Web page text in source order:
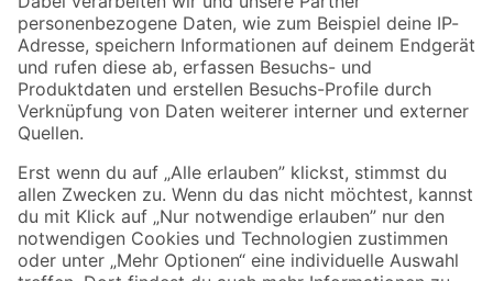
Zahlungsarten Versandarten
Sicher einkaufen
Jetzt die toom-App herunterladen